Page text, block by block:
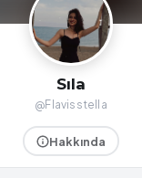
Sıla
@Flavisstella
Hakkında